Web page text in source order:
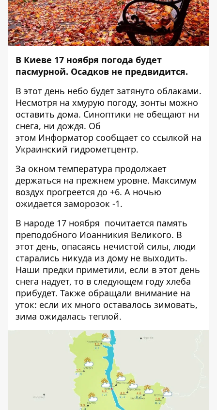
В Киеве 17 ноября погода будет
пасмурной. Осадков не предвидится.
В этот день небо будет затянуто облаками.
Несмотря на хмурую погоду, зонты можно
оставить дома. Синоптики не обещают ни
снега, ни дождя. Об
этом Информатор сообщает со ссылкой на
Украинский гидрометцентр.
За окном температура продолжает
держаться на прежнем уровне. Максимум
воздух прогреется до +6. А ночью
ожидается заморозок -1.
В народе 17 ноября почитается память
преподобного Иоанникия Великого. В
этот день, опасаясь нечистой силы, люди
старались никуда из дому не выходить.
Наши предки приметили, если в этот день
снега надует, то в следующем году хлеба
прибудет. Также обращали внимание на
уток: если их много оставалось зимовать,
зима ожидалась теплой.